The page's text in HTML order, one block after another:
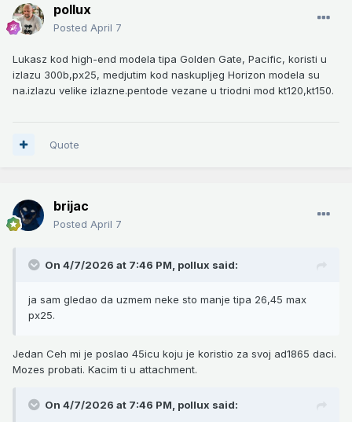
pollux
Posted April 7
Lukasz kod high-end modela tipa Golden Gate, Pacific, koristi u
izlazu 300b,px25, medjutim kod naskupljeg Horizon modela su
na.izlazu velike izlazne.pentode vezane u triodni mod kt120,kt150.
Quote
brijac
Posted April 7
On 4/7/2026 at 7:46 PM, pollux said:
ja sam gledao da uzmem neke sto manje tipa 26,45 max
px25.
Jedan Ceh mi je poslao 45icu koju je koristio za svoj ad1865 daci.
Mozes probati. Kacim ti u attachment.
On 4/7/2026 at 7:46 PM, pollux said: